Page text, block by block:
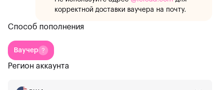
корректной доставки ваучера на почту.
Способ пополнения
Ваучер
Регион аккаунта